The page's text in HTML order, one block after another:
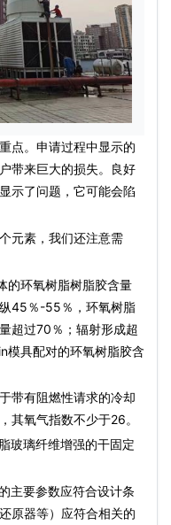
。申请过程中显示的
带来巨大的损失。良好
示了问题，它可能会陷
素，我们还注意需
环氧树脂树脂胶含量
纵45％-55％，环氧树脂
超过70％；辐射形成超
模具配对的环氧树脂胶含
有阻燃性请求的冷却
其氧气指数不少于26。
璃纤维增​​强的干固定
要参数应符合设计条
原器等）应符合相关的